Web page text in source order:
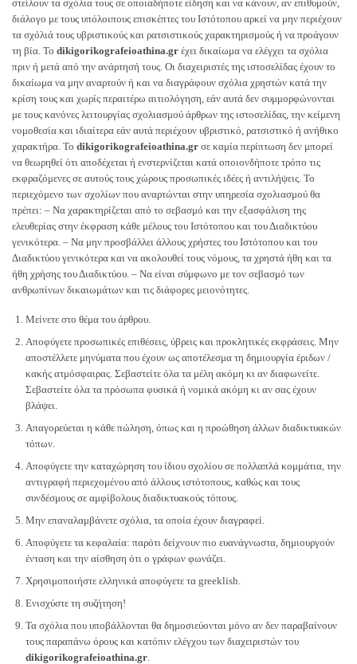
στείλουν τα σχόλια τους σε οποιαδήποτε είδηση και να κάνουν, αν επιθυμούν,
διάλογο με τους υπόλοιπους επισκέπτες του Ιστότοπου αρκεί να μην περιέχουν
τα σχόλιά τους υβριστικούς και ρατσιστικούς χαρακτηρισμούς ή να προάγουν
τη βία. Το dikigorikografeioathina.gr έχει δικαίωμα να ελέγχει τα σχόλια
πριν ή μετά από την ανάρτησή τους. Οι διαχειριστές της ιστοσελίδας έχουν το
δικαίωμα να μην αναρτούν ή και να διαγράφουν σχόλια χρηστών κατά την
κρίση τους και χωρίς περαιτέρω αιτιολόγηση, εάν αυτά δεν συμμορφώνονται
με τους κανόνες λειτουργίας σχολιασμού άρθρων της ιστοσελίδας, την κείμενη
νομοθεσία και ιδιαίτερα εάν αυτά περιέχουν υβριστικό, ρατσιστικό ή ανήθικο
χαρακτήρα. Το dikigorikografeioathina.gr σε καμία περίπτωση δεν μπορεί
να θεωρηθεί ότι αποδέχεται ή ενστερνίζεται κατά οποιονδήποτε τρόπο τις
εκφραζόμενες σε αυτούς τους χώρους προσωπικές ιδέες ή αντιλήψεις. Το
περιεχόμενο των σχολίων που αναρτώνται στην υπηρεσία σχολιασμού θα
πρέπει: – Να χαρακτηρίζεται από το σεβασμό και την εξασφάλιση της
ελευθερίας στην έκφραση κάθε μέλους του Ιστότοπου και του Διαδικτύου
γενικότερα. – Να μην προσβάλλει άλλους χρήστες του Ιστότοπου και του
Διαδικτύου γενικότερα και να ακολουθεί τους νόμους, τα χρηστά ήθη και τα
ήθη χρήσης του Διαδικτύου. – Να είναι σύμφωνο με τον σεβασμό των
ανθρωπίνων δικαιωμάτων και τις διάφορες μειονότητες.
Μείνετε στο θέμα του άρθρου.
Αποφύγετε προσωπικές επιθέσεις, ύβρεις και προκλητικές εκφράσεις. Mην
αποστέλλετε μηνύματα που έχουν ως αποτέλεσμα τη δημιουργία έριδων /
κακής ατμόσφαιρας. Σεβαστείτε όλα τα μέλη ακόμη κι αν διαφωνείτε.
Σεβαστείτε όλα τα πρόσωπα φυσικά ή νομικά ακόμη κι αν σας έχουν
βλάψει.
Απαγορεύεται η κάθε πώληση, όπως και η προώθηση άλλων διαδικτυακών
τόπων.
Αποφύγετε την καταχώρηση του ίδιου σχολίου σε πολλαπλά κομμάτια, την
αντιγραφή περιεχομένου από άλλους ιστότοπους, καθώς και τους
συνδέσμους σε αμφίβολους διαδικτυακούς τόπους.
Μην επαναλαμβάνετε σχόλια, τα οποία έχουν διαγραφεί.
Αποφύγετε τα κεφαλαία: παρότι δείχνουν πιο ευανάγνωστα, δημιουργούν
ένταση και την αίσθηση ότι ο γράφων φωνάζει.
Χρησιμοποιήστε ελληνικά αποφύγετε τα greeklish.
Ενισχύστε τη συζήτηση!
Τα σχόλια που υποβάλλονται θα δημοσιεύονται μόνο αν δεν παραβαίνουν
τους παραπάνω όρους και κατόπιν ελέγχου των διαχειριστών του
dikigorikografeioathina.gr.